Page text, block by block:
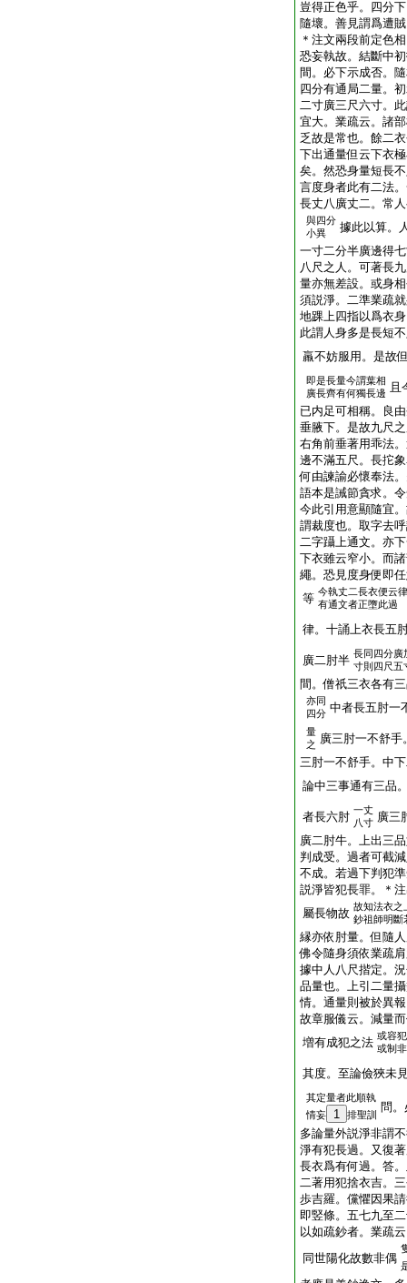
豈得正色乎。四分
隨壞。善見謂爲遭
＊注文兩段前定色
恐妄執故。結斷中
間。必下示成否。
四分有通局二量。
二寸廣三尺六寸。
宜大。業疏云。諸
乏故是常也。餘二
下出通量但云下衣
矣。然恐身量短長
言度身者此有二法
長丈八廣丈二。常
與四分
小異
據此以算。
一寸二分半廣邊得
八尺之人。可著長
量亦無差設。或身
須説淨。二準業疏
地踝上四指以爲衣
此謂人身多是長短
羸不妨服用。是故
即是長量今謂葉相
廣長齊有何獨長邊
且
已内足可相稱。良
垂腋下。是故九尺
右角前垂著用乖法
邊不滿五尺。長拕
何由諫諭必懷奉法
語本是誡節貪求。
今此引用意顯隨宜
謂裁度也。取字去
二字躡上通文。亦
下衣雖云窄小。而
繩。恐見度身便即
等 今執丈二長衣便云律
有通文者正墮此過
律。十誦上衣長五
廣二肘半 長同四分廣
寸則四尺五
間。僧祇三衣各有
亦同
四分 中者長五肘一
量
之 廣三肘一不舒手
三肘一不舒手。中
論中三事通有三品
者長六肘 一丈
八寸 廣三
廣二肘牛。上出三
判成受。過者可截
不成。若過下判犯
説淨皆犯長罪。＊
屬長物故 故知法衣之
鈔祖師明斷
縁亦依肘量。但隨
佛令隨身須依業疏
據中人八尺揩定。
品量也。上引二量
情。通量則被於異
故章服儀云。減量
増有成犯之法 或容
或制
其度。至論儉狹未
其定量者此順執
情妄
1 排聖訓
問
多論量外説淨非謂
淨有犯長過。又復
長衣爲有何過。答
二著用犯捨衣吉。
歩吉羅。儻懼因果
即竪條。五七九至
以如疏鈔者。業疏
同世陽化故數非偶